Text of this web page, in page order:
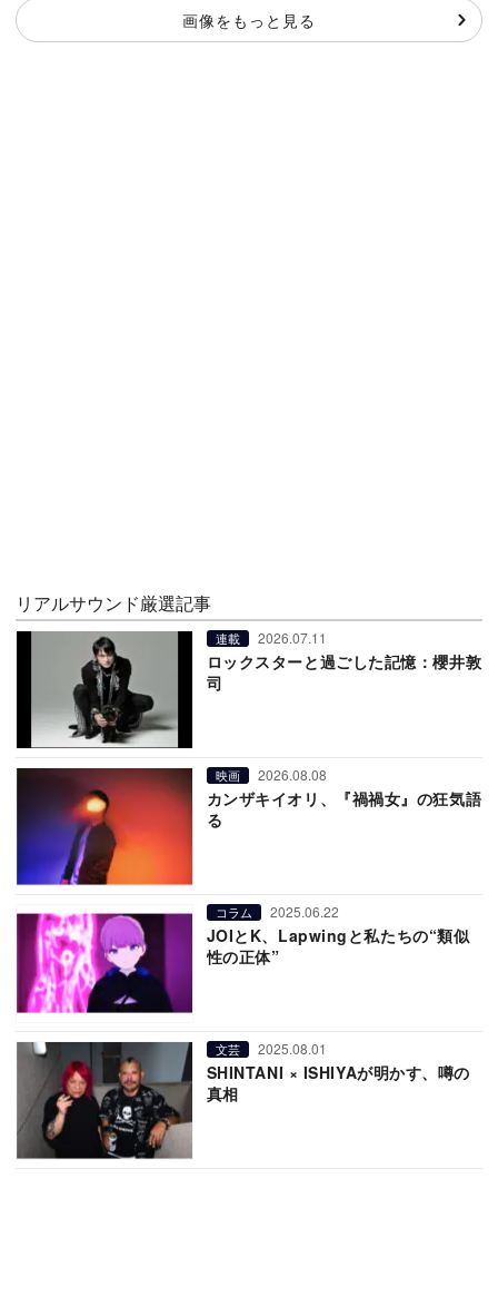
画像をもっと見る
リアルサウンド厳選記事
連載 2026.07.11
ロックスターと過ごした記憶：櫻井敦
司
映画 2026.08.08
カンザキイオリ、『禍禍女』の狂気語
る
コラム 2025.06.22
JOIとK、Lapwingと私たちの“類似
性の正体”
文芸 2025.08.01
SHINTANI × ISHIYAが明かす、噂の
真相